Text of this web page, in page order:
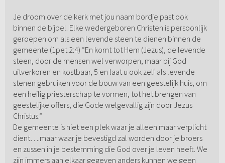
Je droom over de kerk met jou naam bordje past ook
binnen de bijbel. Elke wedergeboren Christen is persoonlijk
geroepen om als een levende steen te dienen binnen de
gemeente (1pet.2:4) “En komt tot Hem (Jezus), de levende
steen, door de mensen wel verworpen, maar bij God
uitverkoren en kostbaar, 5 en laat u ook zelf als levende
stenen gebruiken voor de bouw van een geestelijk huis, om
een heilig priesterschap te vormen, tot het brengen van
geestelijke offers, die Gode welgevallig zijn door Jezus
Christus.”
De gemeente is niet een plek waar je alleen maar verplicht
dient….maar waar je bevestigd zal worden door je broers
en zussen in je bestemming die God over je leven heeft. We
zijn immers aan elkaar gegeven anders kunnen we geen